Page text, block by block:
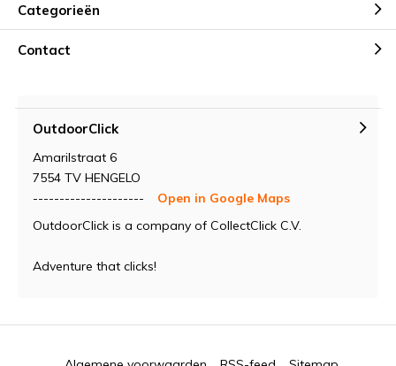
Categorieën
Contact
OutdoorClick
Amarilstraat 6
7554 TV HENGELO
---------------------
Open in Google Maps
OutdoorClick is a company of CollectClick C.V.
Adventure that clicks!